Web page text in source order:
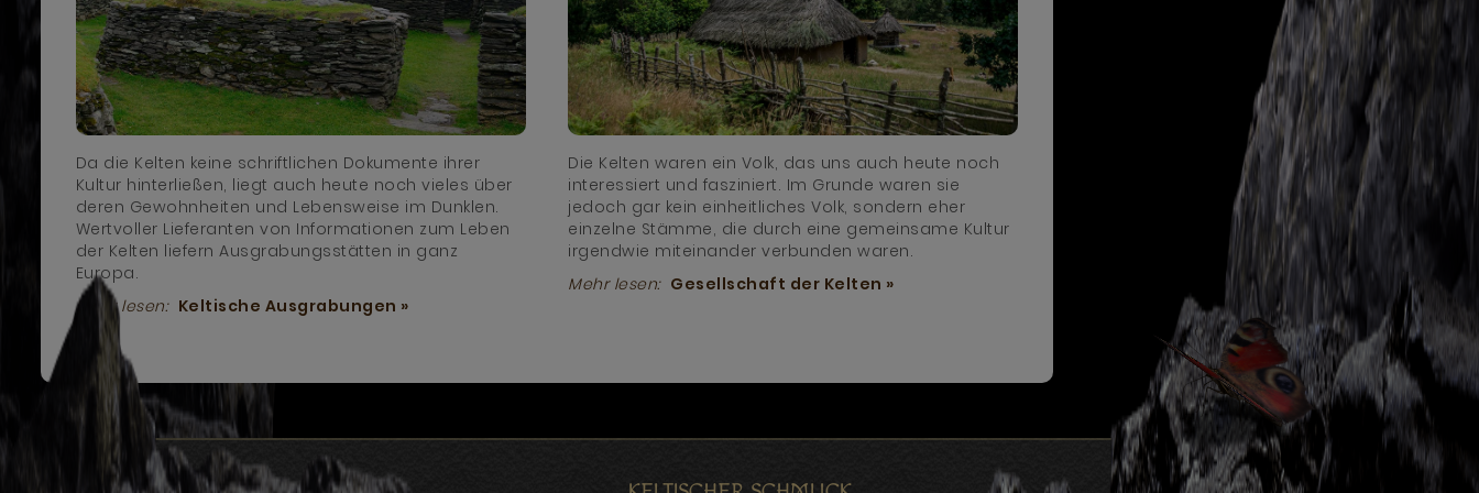
Da die Kelten keine schriftlichen Dokumente ihrer
Kultur hinterließen, liegt auch heute noch vieles über
deren Gewohnheiten und Lebensweise im Dunklen.
Wertvoller Lieferanten von Informationen zum Leben
der Kelten liefern Ausgrabungsstätten in ganz
Europa.
Mehr lesen: Keltische Ausgrabungen »
Die Kelten waren ein Volk, das uns auch heute noch
interessiert und fasziniert. Im Grunde waren sie
jedoch gar kein einheitliches Volk, sondern eher
einzelne Stämme, die durch eine gemeinsame Kultur
irgendwie miteinander verbunden waren.
Mehr lesen: Gesellschaft der Kelten »